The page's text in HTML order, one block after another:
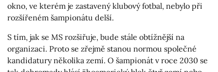
okno, ve kterém je zastavený klubový fotbal, nebylo při
rozšířeném šampionátu delší.
S tím, jak se MS rozšiřuje, bude stále obtížnější na
organizaci. Proto se zřejmě stanou normou společné
kandidatury několika zemí. O šampionát v roce 2030 se